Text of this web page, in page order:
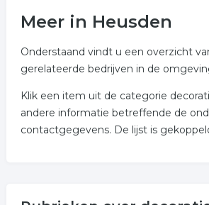
Meer in Heusden
Onderstaand vindt u een overzicht
gerelateerde bedrijven in de
Klik een item uit de categorie
andere informatie betreffende de
contactgegevens. De lijst is